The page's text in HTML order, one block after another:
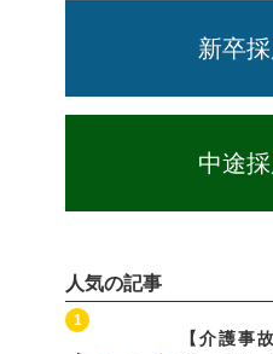
新卒採
中途採
人気の記事
【介護事
1
を読む